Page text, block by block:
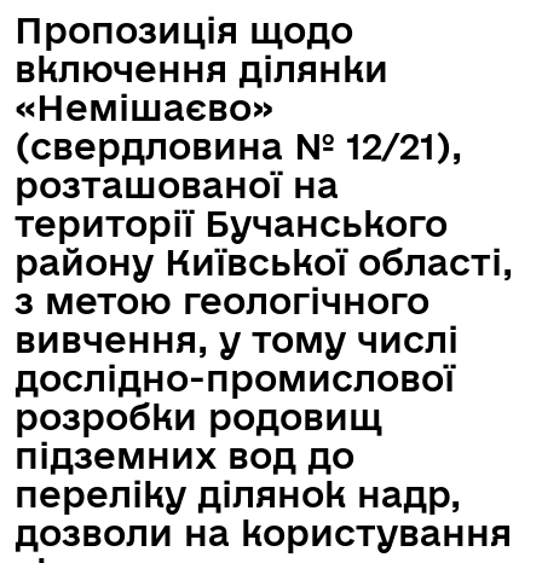
Пропозиція щодо
включення ділянки
«Немішаєво»
(свердловина № 12/21),
розташованої на
території Бучанського
району Київської області,
з метою геологічного
вивчення, у тому числі
дослідно-промислової
розробки родовищ
підземних вод до
переліку ділянок надр,
дозволи на користування